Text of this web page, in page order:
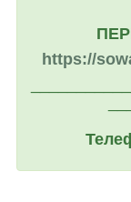
https://